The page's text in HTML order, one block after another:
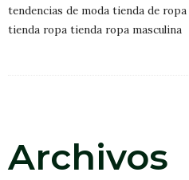
tendencias de moda tienda de ropa
tienda ropa tienda ropa masculina
Archivos